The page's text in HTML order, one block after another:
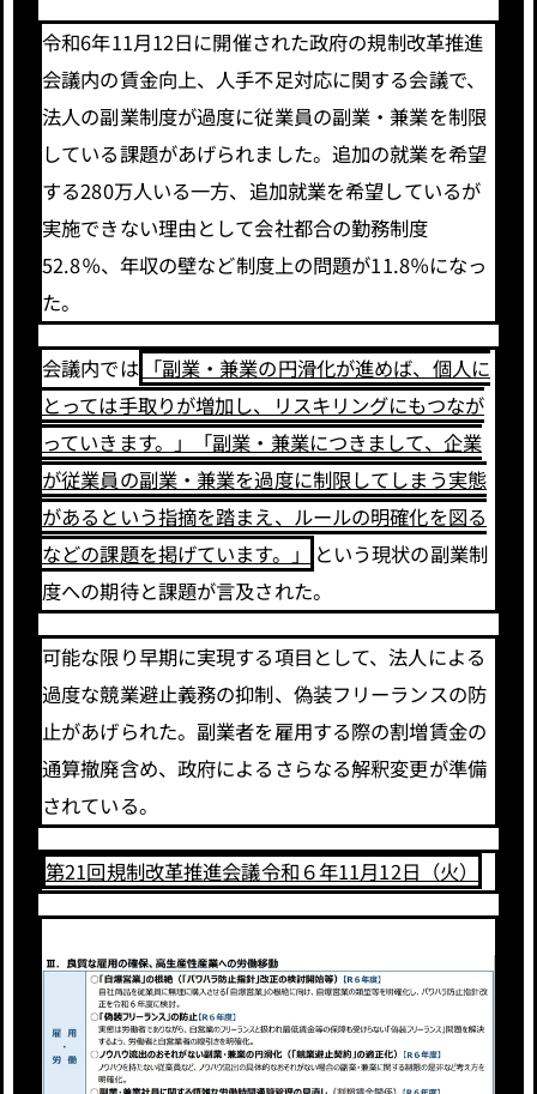
令和6年11月12日に開催された政府の規制改革推進
会議内の賃金向上、人手不足対応に関する会議で、
法人の副業制度が過度に従業員の副業・兼業を制限
している課題があげられました。追加の就業を希望
する280万人いる一方、追加就業を希望しているが
実施できない理由として会社都合の勤務制度
52.8％、年収の壁など制度上の問題が11.8％になっ
た。
会議内では 「副業・兼業の円滑化が進めば、個人に
とっては手取りが増加し、リスキリングにもつなが
っていきます。」「副業・兼業につきまして、企業
が従業員の副業・兼業を過度に制限してしまう実態
があるという指摘を踏まえ、ルールの明確化を図る
などの課題を掲げています。」
という現状の副業制
度への期待と課題が言及された。
可能な限り早期に実現する項目として、法人による
過度な競業避止義務の抑制、偽装フリーランスの防
止があげられた。副業者を雇用する際の割増賃金の
通算撤廃含め、政府によるさらなる解釈変更が準備
されている。
第21回規制改革推進会議令和６年11月12日（火）